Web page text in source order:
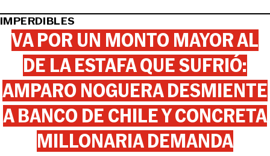
IMPERDIBLES
VA POR UN MONTO MAYOR AL
DE LA ESTAFA QUE SUFRIÓ:
AMPARO NOGUERA DESMIENTE
A BANCO DE CHILE Y CONCRETA
MILLONARIA DEMANDA